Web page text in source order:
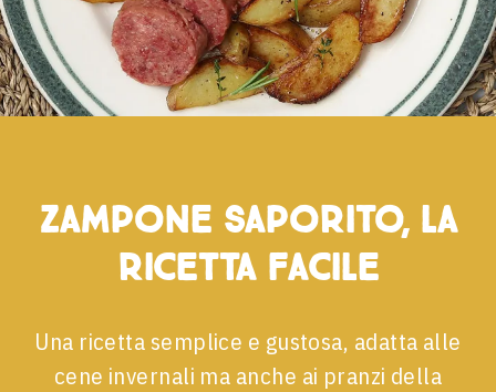
Zampone saporito, la
ricetta facile
Una ricetta semplice e gustosa, adatta alle
cene invernali ma anche ai pranzi della